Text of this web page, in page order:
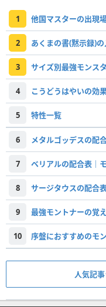
1 他国マスターの出現
2 あくまの書(黙示録)
3 サイズ別最強モンス
4 こうどうはやいの効
5 特性一覧
6 メタルゴッデスの配
7 ベリアルの配合表｜
8 サージタウスの配合
9 最強モントナーの覚
10 序盤におすすめのモ
人気記